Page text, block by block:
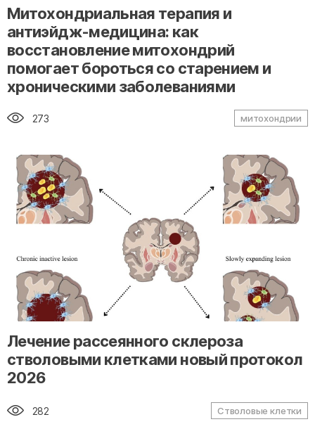
" alt="loading" class="img-responsive"/>
Митохондриальная терапия и
антиэйдж-медицина: как
восстановление митохондрий
помогает бороться со старением и
хроническими заболеваниями
273 митохондрии
" alt="loading" class="img-responsive"/>
Лечение рассеянного склероза
стволовыми клетками новый протокол
2026
282 Стволовые клетки